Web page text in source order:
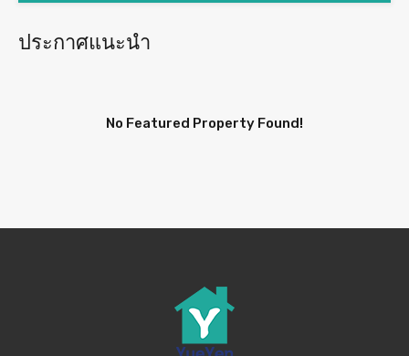
ประกาศแนะนำ
No Featured Property Found!